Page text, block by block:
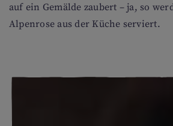
auf ein Gemälde zaubert – ja, so
Alpenrose aus der Küche serviert.